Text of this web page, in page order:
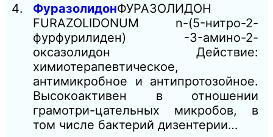
ФуразолидонФУРАЗОЛИДОН
FURAZOLIDONUM n-(5-нитро-2-
фурфурилиден) -3-амино-2-
оксазолидон Действие:
химиотерапевтическое,
антимикробное и антипротозойное.
Высокоактивен в отношении
грамотри-цательных микробов, в
том числе бактерий дизентерии…